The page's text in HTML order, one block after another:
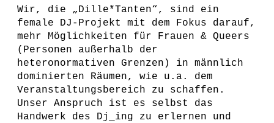
Wir, die „Dille*Tanten“, sind ein
female DJ-Projekt mit dem Fokus darauf,
mehr Möglichkeiten für Frauen & Queers
(Personen außerhalb der
heteronormativen Grenzen) in männlich
dominierten Räumen, wie u.a. dem
Veranstaltungsbereich zu schaffen.
Unser Anspruch ist es selbst das
Handwerk des Dj_ing zu erlernen und